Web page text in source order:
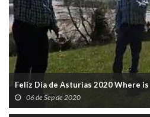
Feliz Día de Asturias 2020 Where
06 de Sep de 2020